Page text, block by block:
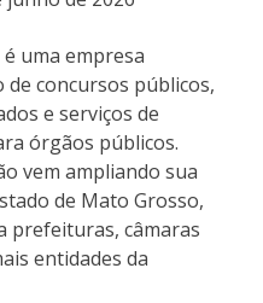
é uma empresa
de concursos públicos,
e serviços de
órgãos públicos.
vem ampliando sua
de Mato Grosso,
prefeituras, câmaras
entidades da